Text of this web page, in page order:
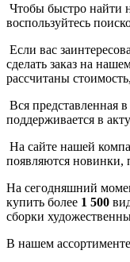
Чтобы быстро найти
воспользуйтесь
Если вас
сделать заказ на
рассчитаны
Вся представленная
поддерживается в
На сайте нашей
появляются новинки,
На сегодняшний
купить более 1 500
сборки
В нашем